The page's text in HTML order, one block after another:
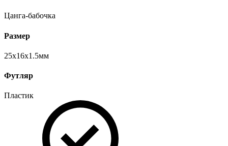
Цанга-бабочка
Размер
25х16х1.5мм
Футляр
Пластик